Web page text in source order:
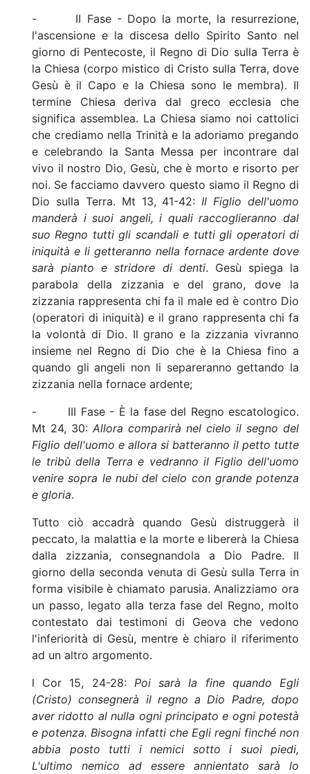
- II Fase - Dopo la morte, la resurrezione,
l'ascensione e la discesa dello Spirito Santo nel
giorno di Pentecoste, il Regno di Dio sulla Terra è
la Chiesa (corpo mistico di Cristo sulla Terra, dove
Gesù è il Capo e la Chiesa sono le membra). Il
termine Chiesa deriva dal greco ecclesia che
significa assemblea. La Chiesa siamo noi cattolici
che crediamo nella Trinità e la adoriamo pregando
e celebrando la Santa Messa per incontrare dal
vivo il nostro Dio, Gesù, che è morto e risorto per
noi. Se facciamo davvero questo siamo il Regno di
Dio sulla Terra. Mt 13, 41-42: Il Figlio dell'uomo
manderà i suoi angeli, i quali raccoglieranno dal
suo Regno tutti gli scandali e tutti gli operatori di
iniquità e li getteranno nella fornace ardente dove
sarà pianto e stridore di denti. Gesù spiega la
parabola della zizzania e del grano, dove la
zizzania rappresenta chi fa il male ed è contro Dio
(operatori di iniquità) e il grano rappresenta chi fa
la volontà di Dio. Il grano e la zizzania vivranno
insieme nel Regno di Dio che è la Chiesa fino a
quando gli angeli non li separeranno gettando la
zizzania nella fornace ardente;
- III Fase - È la fase del Regno escatologico.
Mt 24, 30: Allora comparirà nel cielo il segno del
Figlio dell'uomo e allora si batteranno il petto tutte
le tribù della Terra e vedranno il Figlio dell'uomo
venire sopra le nubi del cielo con grande potenza
e gloria.
Tutto ciò accadrà quando Gesù distruggerà il
peccato, la malattia e la morte e libererà la Chiesa
dalla zizzania, consegnandola a Dio Padre. Il
giorno della seconda venuta di Gesù sulla Terra in
forma visibile è chiamato parusia. Analizziamo ora
un passo, legato alla terza fase del Regno, molto
contestato dai testimoni di Geova che vedono
l'inferiorità di Gesù, mentre è chiaro il riferimento
ad un altro argomento.
l Cor 15, 24-28: Poi sarà la fine quando Egli
(Cristo) consegnerà il regno a Dio Padre, dopo
aver ridotto al nulla ogni principato e ogni potestà
e potenza. Bisogna infatti che Egli regni finché non
abbia posto tutti i nemici sotto i suoi piedi,
L'ultimo nemico ad essere annientato sarà lo